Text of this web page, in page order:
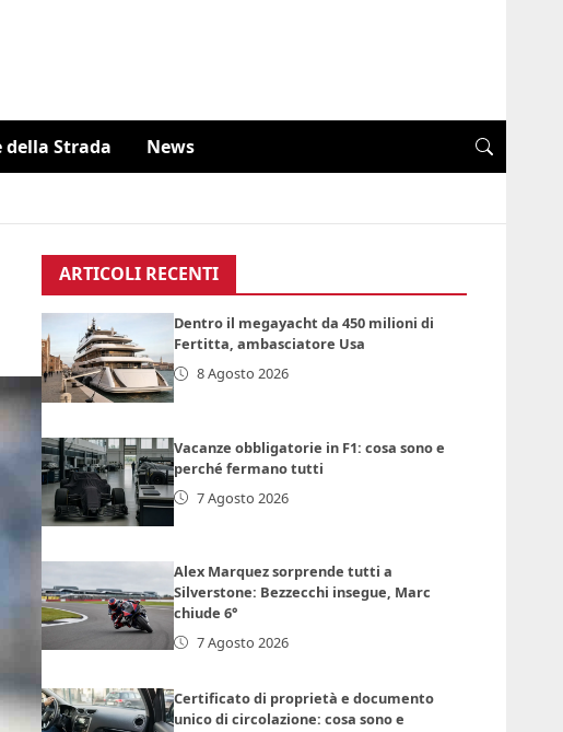
della Strada News
ARTICOLI RECENTI
Dentro il megayacht da 450 milioni di
Fertitta, ambasciatore Usa
8 Agosto 2026
Vacanze obbligatorie in F1: cosa sono e
perché fermano tutti
7 Agosto 2026
Alex Marquez sorprende tutti a
Silverstone: Bezzecchi insegue, Marc
chiude 6°
7 Agosto 2026
Certificato di proprietà e documento
unico di circolazione: cosa sono e